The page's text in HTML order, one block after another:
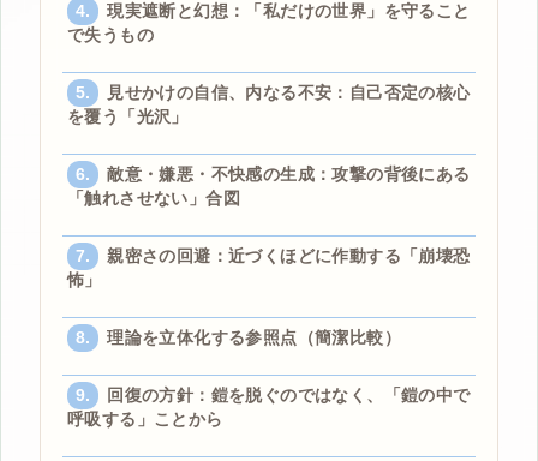
現実遮断と幻想：「私だけの世界」を守ること
で失うもの
見せかけの自信、内なる不安：自己否定の核心
を覆う「光沢」
敵意・嫌悪・不快感の生成：攻撃の背後にある
「触れさせない」合図
親密さの回避：近づくほどに作動する「崩壊恐
怖」
理論を立体化する参照点（簡潔比較）
回復の方針：鎧を脱ぐのではなく、「鎧の中で
呼吸する」ことから